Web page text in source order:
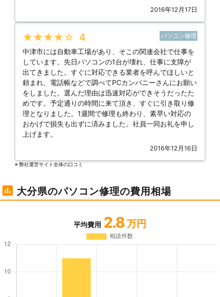
2016年12月17日
★★★★★ 4 パソコン修理
中津市には自動車工場があり、そこの関連会社で仕事を
しています。先日パソコンの1台が壊れ、仕事に支障が
出てきました。すぐに対応できる業者を呼んでほしいと
頼まれ、電話帳などで調べてPCカンパニーさんにお願い
をしました。選んだ理由は迅速対応ができそうだったた
めです。予定通りの時間に来て頂き、すぐに引き取り修
理となりました。1週間で修理も終わり、素早い対応の
おかげで損失も出ずに済みました。社員一同お礼を申し
上げます。
2016年12月16日
※ 弊社運営サイト全体の⼝コミ
大分県のパソコン修理の費用相場
平均費用 2.8 万円